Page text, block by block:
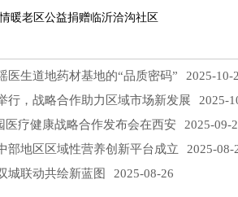
暖老区公益捐赠临沂洽沟社区
医生道地药材基地的“品质密码” 2025-10-
行，战略合作助力区域市场新发展 2025-
疗健康战略合作发布会在西安 2025-09-
部地区区域性营养创新平台成立 2025-08-
城联动共绘新蓝图
2025-08-26